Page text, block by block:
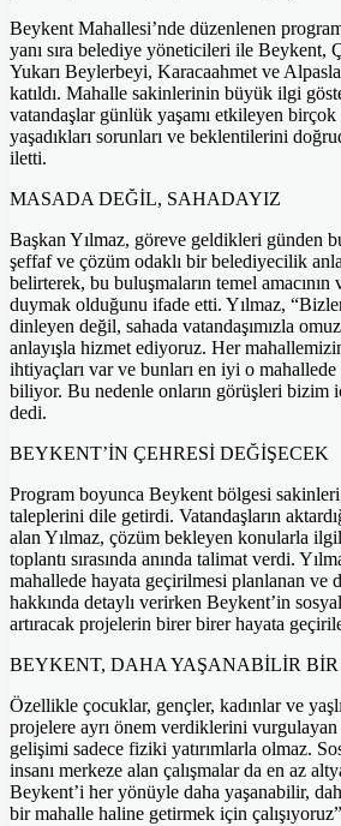
Beykent Mahallesi’nde düzenlenen
yanı sıra belediye yöneticileri ile Beykent,
Yukarı Beylerbeyi, Karacaahmet ve
katıldı. Mahalle sakinlerinin büyük ilgi
vatandaşlar günlük yaşamı etkileyen
yaşadıkları sorunları ve beklentilerini
iletti.
MASADA DEĞİL, SAHADAYIZ
Başkan Yılmaz, göreve geldikleri günden
şeffaf ve çözüm odaklı bir belediyecilik
belirterek, bu buluşmaların temel amacının
duymak olduğunu ifade etti. Yılmaz,
dinleyen değil, sahada vatandaşımızla
anlayışla hizmet ediyoruz. Her
ihtiyaçları var ve bunları en iyi o mahallede
biliyor. Bu nedenle onların görüşleri bizim
dedi.
BEYKENT’İN ÇEHRESİ DEĞİŞECEK
Program boyunca Beykent bölgesi
taleplerini dile getirdi. Vatandaşların
alan Yılmaz, çözüm bekleyen konularla
toplantı sırasında anında talimat verdi.
mahallede hayata geçirilmesi planlanan ve
hakkında detaylı verirken Beykent’in
artıracak projelerin birer birer hayata
BEYKENT, DAHA YAŞANABİLİR
Özellikle çocuklar, gençler, kadınlar ve
projelere ayrı önem verdiklerini
gelişimi sadece fiziki yatırımlarla olmaz.
insanı merkeze alan çalışmalar da en az
Beykent’i her yönüyle daha yaşanabilir,
bir mahalle haline getirmek için